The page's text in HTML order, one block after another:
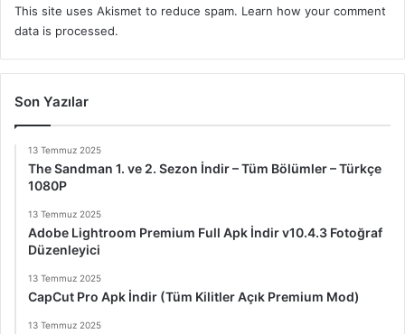
This site uses Akismet to reduce spam. Learn how your comment
data is processed.
Son Yazılar
13 Temmuz 2025
The Sandman 1. ve 2. Sezon İndir – Tüm Bölümler – Türkçe
1080P
13 Temmuz 2025
Adobe Lightroom Premium Full Apk İndir v10.4.3 Fotoğraf
Düzenleyici
13 Temmuz 2025
CapCut Pro Apk İndir (Tüm Kilitler Açık Premium Mod)
13 Temmuz 2025